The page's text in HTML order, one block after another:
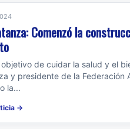
Comenzó la
objetivo de cuidar la salud y el
y presidente de la Federación
la...
→